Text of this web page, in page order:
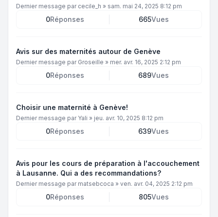
Dernier message par cecile_h » sam. mai 24, 2025 8:12 pm
0Réponses 665Vues
Avis sur des maternités autour de Genève
Dernier message par Groseille » mer. avr. 16, 2025 2:12 pm
0Réponses 689Vues
Choisir une maternité à Genève!
Dernier message par Yali » jeu. avr. 10, 2025 8:12 pm
0Réponses 639Vues
Avis pour les cours de préparation à l'accouchement
à Lausanne. Qui a des recommandations?
Dernier message par matsebcoca » ven. avr. 04, 2025 2:12 pm
0Réponses 805Vues